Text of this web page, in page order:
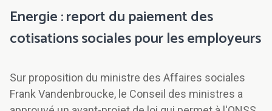
Energie : report du paiement des
cotisations sociales pour les employeurs
Sur proposition du ministre des Affaires sociales
Frank Vandenbroucke, le Conseil des ministres a